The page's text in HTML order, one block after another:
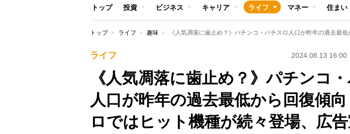
トップ 投資 ビジネス キャリア ライフ マネー 住まい
トップ ライフ 趣味
ライフ 2024.08.13 16:00
《人気凋落に歯止め？》パチンコ
人口が昨年の過去最低から回復傾
ロではヒット機種が続々登場、広